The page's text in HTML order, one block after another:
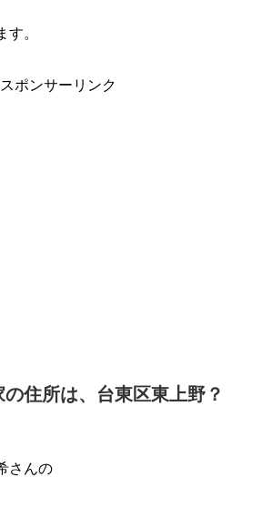
。
スポンサーリンク
住所は、台東区東上野？
さんの